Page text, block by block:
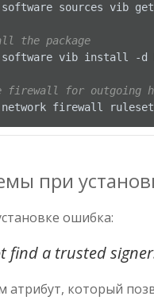
sources vib get -d
the package
vib install -d
firewall for outgoing
firewall ruleset
при
ошибка:
find a trusted
атрибут, который